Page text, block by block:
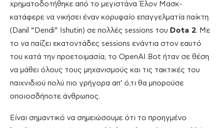
χρηματοδοτήθηκε από το μεγιστάνα Έλον Μασκ-
κατάφερε να νικήσει έναν κορυφαίο επαγγελματία παίκτη
(Danil “Dendi” Ishutin) σε πολλές sessions του Dota 2. Με
το να παίζει εκατοντάδες sessions ενάντια στον εαυτό
του κατά την προετοιμασία, το OpenAI Bot ήταν σε θέση
να μάθει όλους τους μηχανισμούς και τις τακτικές του
παιχνιδιού πολύ πιο γρήγορα απ’ ό,τι θα μπορούσε
οποιοσδήποτε άνθρωπος.
Είναι σημαντικό να σημειώσουμε ότι το προηγμένο